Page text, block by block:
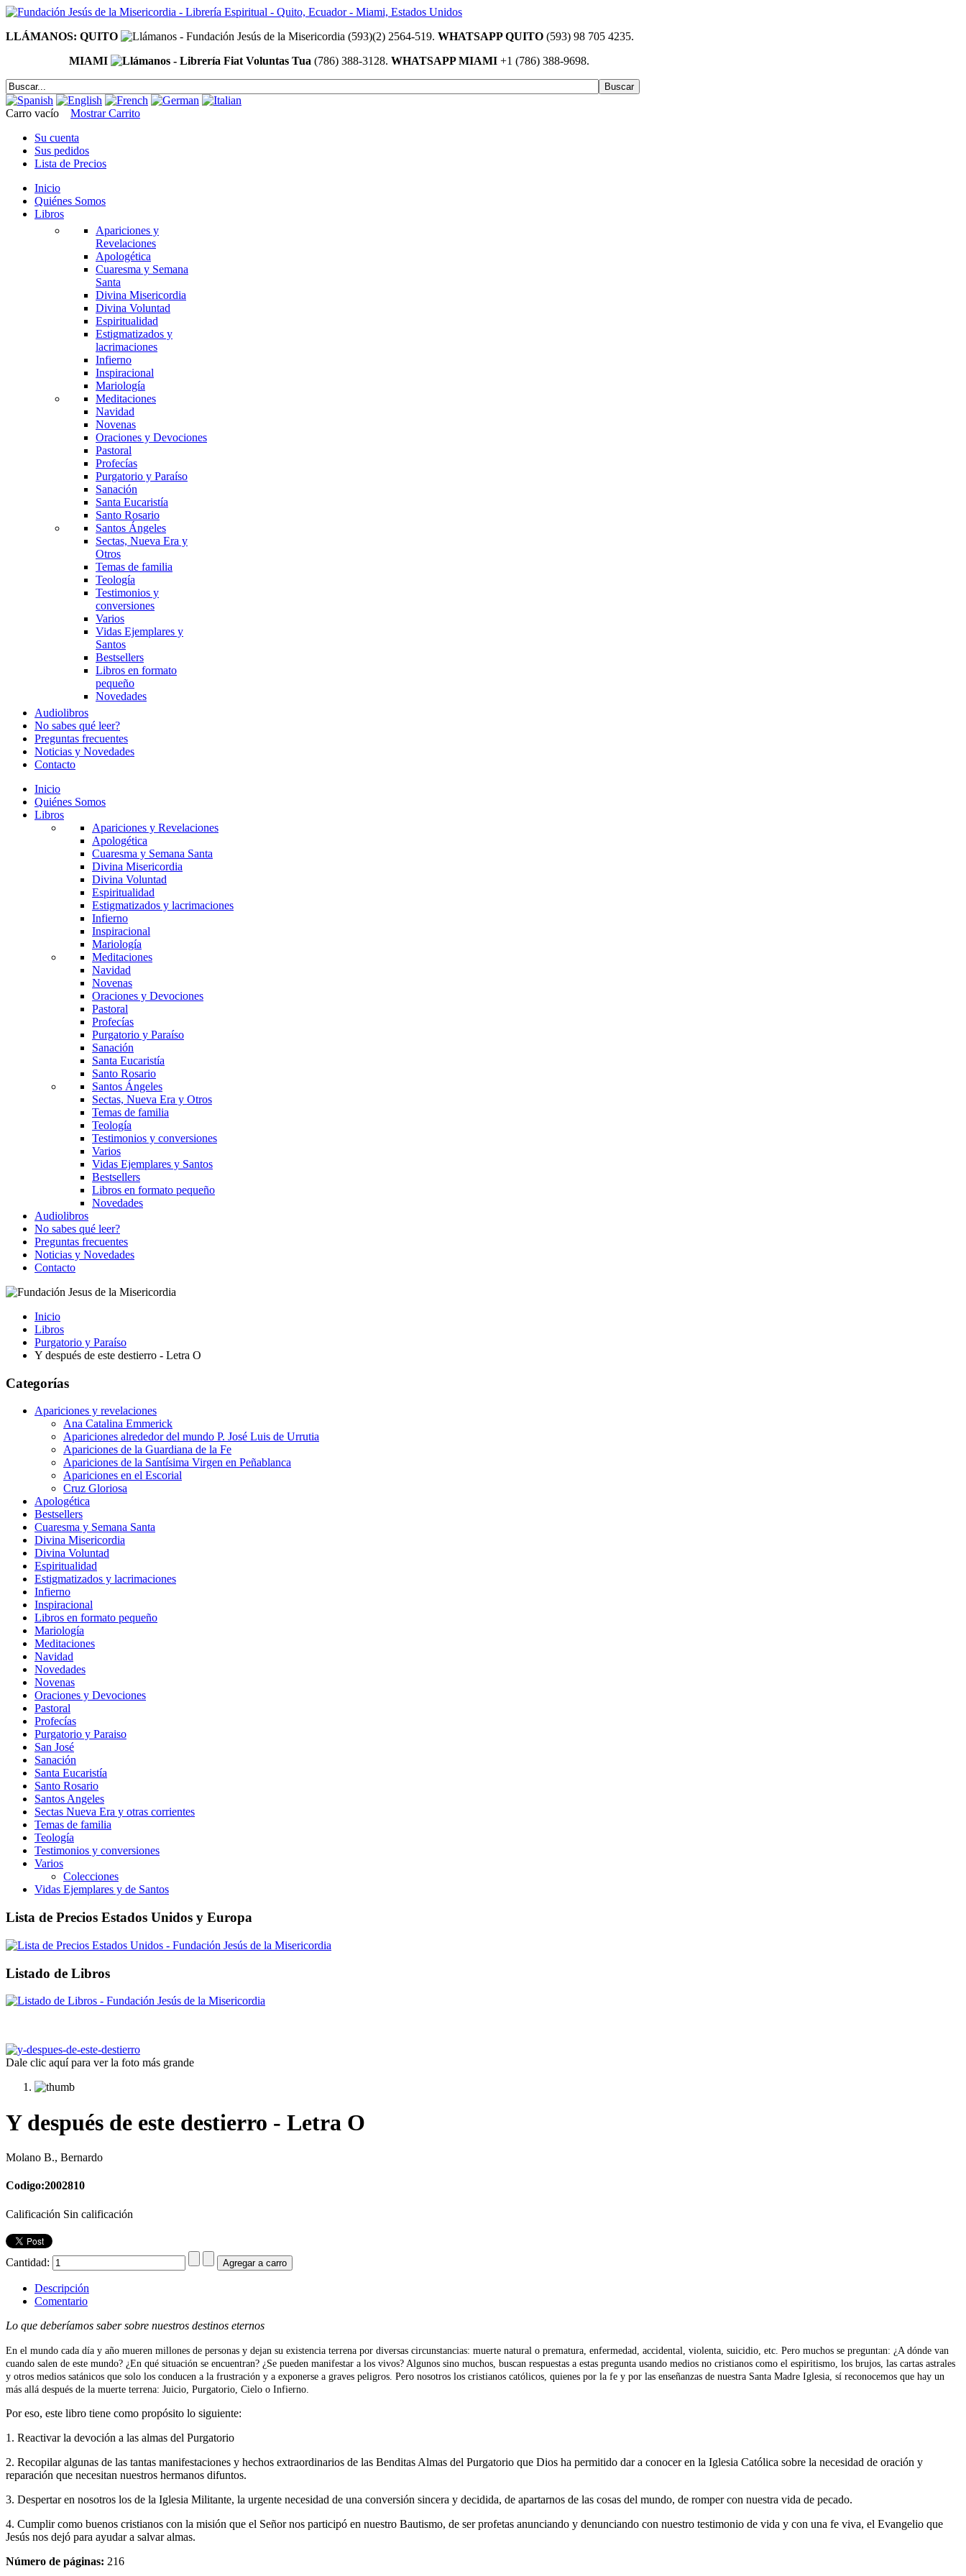
LLÁMANOS: QUITO (593)(2) 2564-519. WHATSAPP QUITO (593) 98 705 4235.
MIAMI
(786) 388-3128. WHATSAPP MIAMI +1 (786) 388-9698.
Carro vacío
Mostrar Carrito
Su cuenta
Sus pedidos
Lista de Precios
Inicio
Quiénes Somos
Libros
Apariciones y
Revelaciones
Apologética
Cuaresma y Semana
Santa
Divina Misericordia
Divina Voluntad
Espiritualidad
Estigmatizados y
lacrimaciones
Infierno
Inspiracional
Mariología
Meditaciones
Navidad
Novenas
Oraciones y Devociones
Pastoral
Profecías
Purgatorio y Paraíso
Sanación
Santa Eucaristía
Santo Rosario
Santos Ángeles
Sectas, Nueva Era y
Otros
Temas de familia
Teología
Testimonios y
conversiones
Varios
Vidas Ejemplares y
Santos
Bestsellers
Libros en formato
pequeño
Novedades
Audiolibros
No sabes qué leer?
Preguntas frecuentes
Noticias y Novedades
Contacto
Inicio
Quiénes Somos
Libros
Apariciones y Revelaciones
Apologética
Cuaresma y Semana Santa
Divina Misericordia
Divina Voluntad
Espiritualidad
Estigmatizados y lacrimaciones
Infierno
Inspiracional
Mariología
Meditaciones
Navidad
Novenas
Oraciones y Devociones
Pastoral
Profecías
Purgatorio y Paraíso
Sanación
Santa Eucaristía
Santo Rosario
Santos Ángeles
Sectas, Nueva Era y Otros
Temas de familia
Teología
Testimonios y conversiones
Varios
Vidas Ejemplares y Santos
Bestsellers
Libros en formato pequeño
Novedades
Audiolibros
No sabes qué leer?
Preguntas frecuentes
Noticias y Novedades
Contacto
Inicio
Libros
Purgatorio y Paraíso
Y después de este destierro - Letra O
Categorías
Apariciones y revelaciones
Ana Catalina Emmerick
Apariciones alrededor del mundo P. José Luis de Urrutia
Apariciones de la Guardiana de la Fe
Apariciones de la Santísima Virgen en Peñablanca
Apariciones en el Escorial
Cruz Gloriosa
Apologética
Bestsellers
Cuaresma y Semana Santa
Divina Misericordia
Divina Voluntad
Espiritualidad
Estigmatizados y lacrimaciones
Infierno
Inspiracional
Libros en formato pequeño
Mariología
Meditaciones
Navidad
Novedades
Novenas
Oraciones y Devociones
Pastoral
Profecías
Purgatorio y Paraiso
San José
Sanación
Santa Eucaristía
Santo Rosario
Santos Angeles
Sectas Nueva Era y otras corrientes
Temas de familia
Teología
Testimonios y conversiones
Varios
Colecciones
Vidas Ejemplares y de Santos
Lista de Precios Estados Unidos y Europa
Listado de Libros
Dale clic aquí para ver la foto más grande
Y después de este destierro - Letra O
Molano B., Bernardo
Codigo:2002810
Calificación Sin calificación
Cantidad:
Descripción
Comentario
Lo que deberíamos saber sobre nuestros destinos eternos
En el mundo cada día y año mueren millones de personas y dejan su existencia terrena por diversas circunstancias: muerte natural o prematura, enfermedad, accidental, violenta, suicidio, etc. Pero muchos se preguntan: ¿A dónde van
cuando salen de este mundo? ¿En qué situación se encuentran? ¿Se pueden manifestar a los vivos? Algunos sino muchos, buscan respuestas a estas pregunta usando medios no cristianos como el espiritismo, los brujos, las cartas astrales
y otros medios satánicos que solo los conducen a la frustración y a exponerse a graves peligros. Pero nosotros los cristianos católicos, quienes por la fe y por las enseñanzas de nuestra Santa Madre Iglesia, sí reconocemos que hay un
más allá después de la muerte terrena: Juicio, Purgatorio, Cielo o Infierno.
Por eso, este libro tiene como propósito lo siguiente:
1. Reactivar la devoción a las almas del Purgatorio
2. Recopilar algunas de las tantas manifestaciones y hechos extraordinarios de las Benditas Almas del Purgatorio que Dios ha permitido dar a conocer en la Iglesia Católica sobre la necesidad de oración y
reparación que necesitan nuestros hermanos difuntos.
3. Despertar en nosotros los de la Iglesia Militante, la urgente necesidad de una conversión sincera y decidida, de apartarnos de las cosas del mundo, de romper con nuestra vida de pecado.
4. Cumplir como buenos cristianos con la misión que el Señor nos participó en nuestro Bautismo, de ser profetas anunciando y denunciando con nuestro testimonio de vida y con una fe viva, el Evangelio que
Jesús nos dejó para ayudar a salvar almas.
Número de páginas: 216